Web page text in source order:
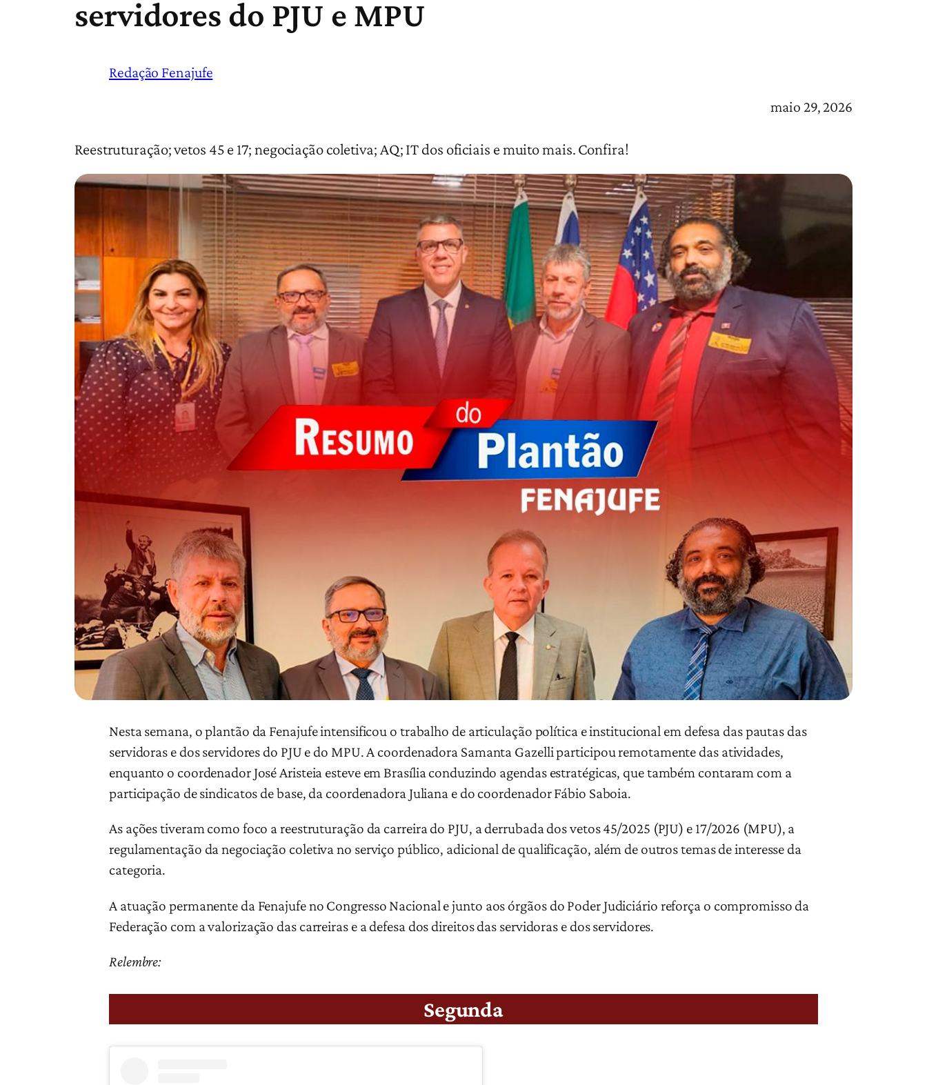
servidores do PJU e MPU
Redação Fenajufe
maio 29, 2026
Reestruturação; vetos 45 e 17; negociação coletiva; AQ; IT dos oficiais e muito mais. Confira!
Nesta semana, o plantão da Fenajufe intensificou o trabalho de articulação política e institucional em defesa das pautas das
servidoras e dos servidores do PJU e do MPU. A coordenadora Samanta Gazelli participou remotamente das atividades,
enquanto o coordenador José Aristeia esteve em Brasília conduzindo agendas estratégicas, que também contaram com a
participação de sindicatos de base, da coordenadora Juliana e do coordenador Fábio Saboia.
As ações tiveram como foco a reestruturação da carreira do PJU, a derrubada dos vetos 45/2025 (PJU) e 17/2026 (MPU), a
regulamentação da negociação coletiva no serviço público, adicional de qualificação, além de outros temas de interesse da
categoria.
A atuação permanente da Fenajufe no Congresso Nacional e junto aos órgãos do Poder Judiciário reforça o compromisso da
Federação com a valorização das carreiras e a defesa dos direitos das servidoras e dos servidores.
Relembre:
Segunda